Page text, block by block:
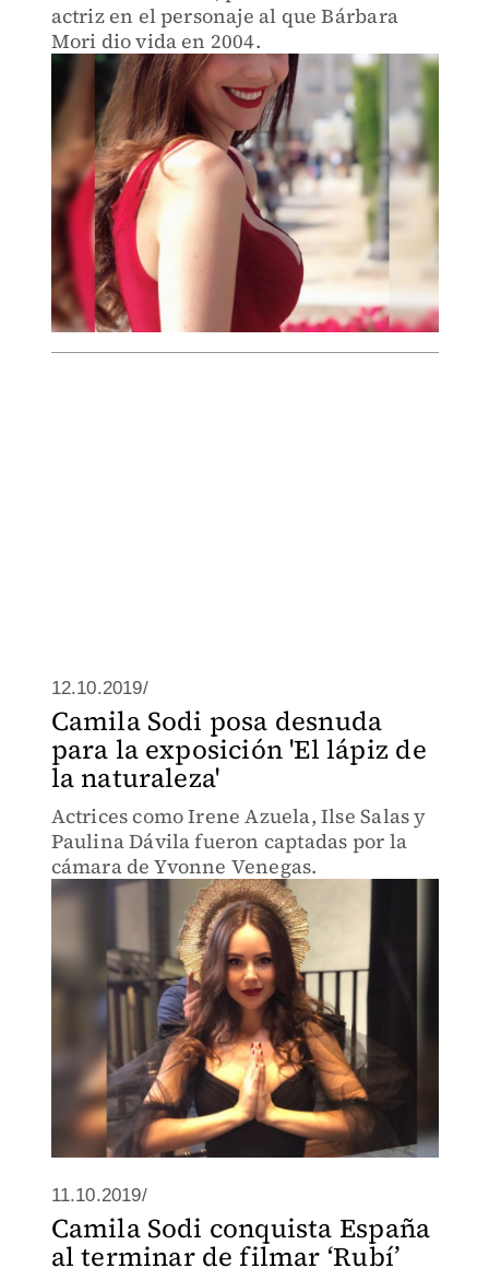
actriz en el personaje al que Bárbara
Mori dio vida en 2004.
12.10.2019/
Camila Sodi posa desnuda
para la exposición 'El lápiz de
la naturaleza'
Actrices como Irene Azuela, Ilse Salas y
Paulina Dávila fueron captadas por la
cámara de Yvonne Venegas.
11.10.2019/
Camila Sodi conquista España
al terminar de filmar ‘Rubí’